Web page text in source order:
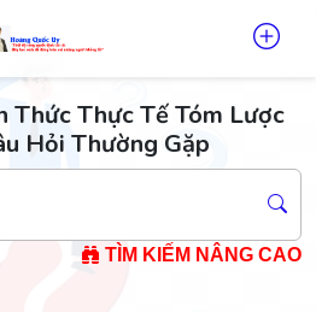
Thức Thực Tế Tóm Lược
Hỏi Thường Gặp
TÌM KIẾM NÂNG CAO